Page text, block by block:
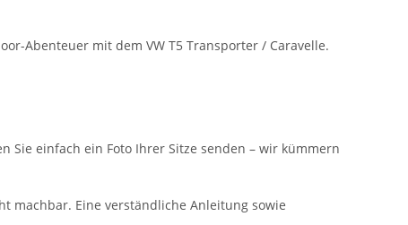
Abenteuer mit dem VW T5 Transporter / Caravelle.
Sie einfach ein Foto Ihrer Sitze senden – wir kümmern
machbar. Eine verständliche Anleitung sowie